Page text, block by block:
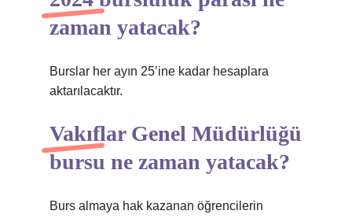
zaman yatacak?
Burslar her ayın 25’ine kadar hesaplara
aktarılacaktır.
Vakıflar Genel Müdürlüğü
bursu ne zaman yatacak?
Burs almaya hak kazanan öğrencilerin